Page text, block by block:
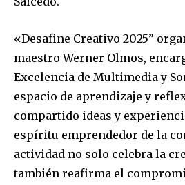
«Desafine Creativo 2025”
maestro Werner Olmos,
Excelencia de Multimedia y
espacio de aprendizaje y
compartido ideas y
espíritu emprendedor de la
actividad no solo celebra la
también reafirma el